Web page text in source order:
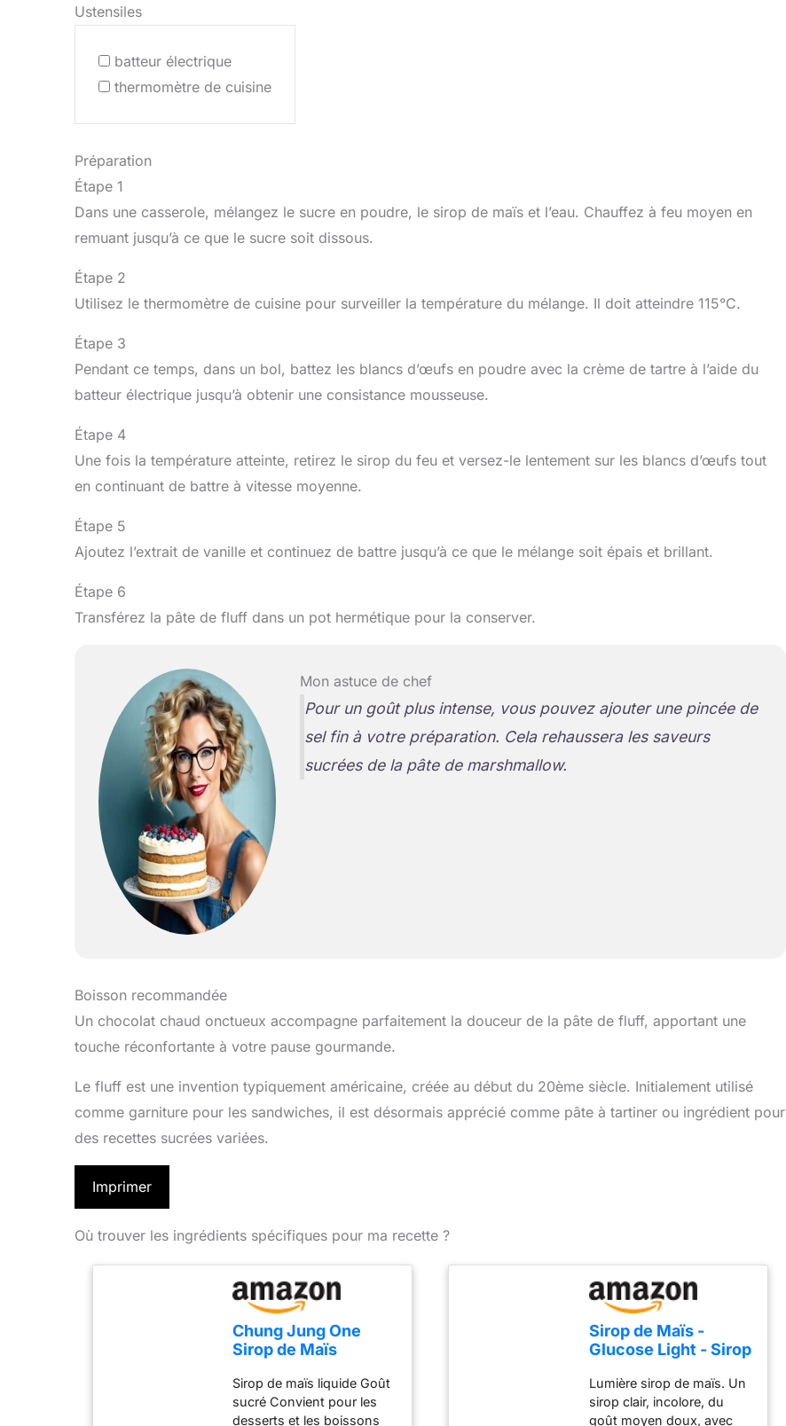
Ustensiles
batteur électrique
thermomètre de cuisine
Préparation
Étape 1
Dans une casserole, mélangez le sucre en poudre, le sirop de maïs et l’eau. Chauffez à feu moyen en
remuant jusqu’à ce que le sucre soit dissous.
Étape 2
Utilisez le thermomètre de cuisine pour surveiller la température du mélange. Il doit atteindre 115°C.
Étape 3
Pendant ce temps, dans un bol, battez les blancs d’œufs en poudre avec la crème de tartre à l’aide du
batteur électrique jusqu’à obtenir une consistance mousseuse.
Étape 4
Une fois la température atteinte, retirez le sirop du feu et versez-le lentement sur les blancs d’œufs tout
en continuant de battre à vitesse moyenne.
Étape 5
Ajoutez l’extrait de vanille et continuez de battre jusqu’à ce que le mélange soit épais et brillant.
Étape 6
Transférez la pâte de fluff dans un pot hermétique pour la conserver.
Mon astuce de chef
Pour un goût plus intense, vous pouvez ajouter une pincée de
sel fin à votre préparation. Cela rehaussera les saveurs
sucrées de la pâte de marshmallow.
Boisson recommandée
Un chocolat chaud onctueux accompagne parfaitement la douceur de la pâte de fluff, apportant une
touche réconfortante à votre pause gourmande.
Le fluff est une invention typiquement américaine, créée au début du 20ème siècle. Initialement utilisé
comme garniture pour les sandwiches, il est désormais apprécié comme pâte à tartiner ou ingrédient pour
des recettes sucrées variées.
Imprimer
Où trouver les ingrédients spécifiques pour ma recette ?
Chung Jung One
Sirop de Maïs
Sirop de maïs liquide Goût
sucré Convient pour les
desserts et les boissons
Sirop de Maïs -
Glucose Light - Sirop
G
Lumière sirop de maïs. Un
sirop clair, incolore, du
goût moyen doux, avec